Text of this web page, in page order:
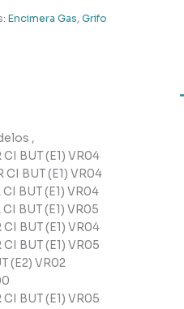
Encimera Gas, Grifo
,
BUT (E1) VR04
CI BUT (E1) VR04
BUT (E1) VR04
BUT (E1) VR05
BUT (E1) VR04
BUT (E1) VR05
(E2) VR02
BUT (E1) VR05